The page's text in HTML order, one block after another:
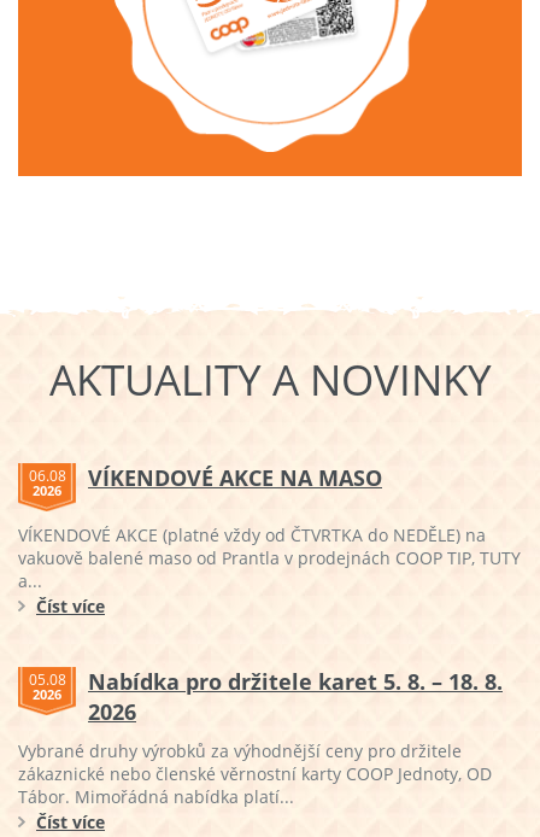
AKTUALITY A NOVINKY
06.08
2026 VÍKENDOVÉ AKCE NA MASO
VÍKENDOVÉ AKCE (platné vždy od ČTVRTKA do NEDĚLE) na
vakuově balené maso od Prantla v prodejnách COOP TIP, TUTY
a...
Číst více
05.08
2026
Nabídka pro držitele karet 5. 8. – 18. 8.
2026
Vybrané druhy výrobků za výhodnější ceny pro držitele
zákaznické nebo členské věrnostní karty COOP Jednoty, OD
Tábor. Mimořádná nabídka platí...
Číst více